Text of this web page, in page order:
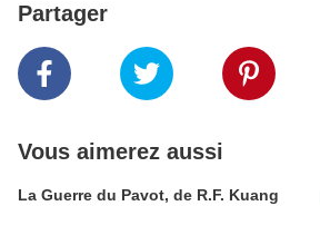
Partager
Vous aimerez aussi
La Guerre du Pavot, de R.F. Kuang